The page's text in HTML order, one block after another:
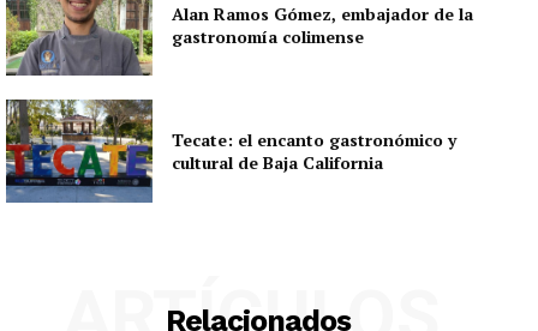
Alan Ramos Gómez, embajador de la
gastronomía colimense
Tecate: el encanto gastronómico y
cultural de Baja California
Relacionados